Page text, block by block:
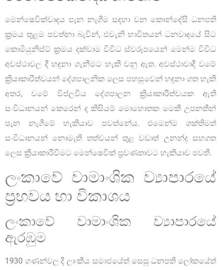
මෙන්ෂෙවික්වාදය පැන නැගීම සඳහා වන කොන්දේසි ධනපති
ක්‍රමය තුළම පවත්නා බැවින්, එවැනි භාවිතයන් ධනවාදයේ සිට
කොමියුනිස්ට් ක්‍රමය දක්වාම විවිධ ස්වරූපයෙන් මෙන්ම විවිධ
අවස්ථාවල දී හඳුනා ගැනීමට හැකි වනු ඇත. අවස්ථාවාදී වමේ
ක්‍රියාකාරීත්වයන් දේශපාලනික ලෙස පහසුවෙන් හඳුනා ගත හැකි
අතර, වමේ විප්ලවීය දේශපාලන ක්‍රියාකාරීත්වයක ඇති
සංවිධානයන් කෙරෙන් ද කිසියම් මොහොතක මෙකී උපනතීන්
පැන නැගීමේ හැකියාව පවත්නේය. එමෙන්ම ශක්තිමත්
සංවිධානයන් නොමැති තත්වයන් තුළ වඩාත් උනන්දු සහගත
ලෙස ක්‍රියාකාරීවීමට මෙන්ෂෙවික් ප්‍රවණතාවට හැකියාව පවතී.
ලංකාවේ වාමාංශික ව්‍යාපාරයේ
ප්‍රභවය හා විකාශය
ලංකාවේ වාමාංශික ව්‍යාපාරයේ
ඇරඹුම
1930 ගණන්වල දී ලාංකීය සමාජයේත් සෙසු ධනපති ලෝකයේත්